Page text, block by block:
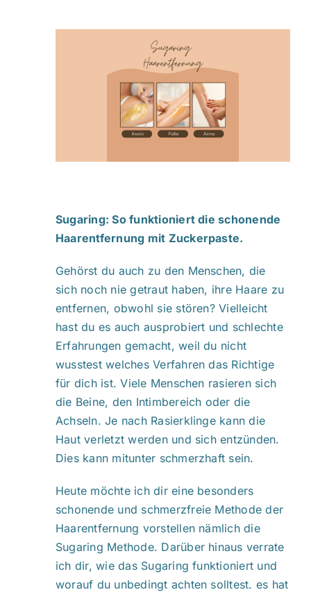
Sugaring: So funktioniert die schonende
Haarentfernung mit Zuckerpaste.
Gehörst du auch zu den Menschen, die
sich noch nie getraut haben, ihre Haare zu
entfernen, obwohl sie stören? Vielleicht
hast du es auch ausprobiert und schlechte
Erfahrungen gemacht, weil du nicht
wusstest welches Verfahren das Richtige
für dich ist. Viele Menschen rasieren sich
die Beine, den Intimbereich oder die
Achseln. Je nach Rasierklinge kann die
Haut verletzt werden und sich entzünden.
Dies kann mitunter schmerzhaft sein.
Heute möchte ich dir eine besonders
schonende und schmerzfreie Methode der
Haarentfernung vorstellen nämlich die
Sugaring Methode. Darüber hinaus verrate
ich dir, wie das Sugaring funktioniert und
worauf du unbedingt achten solltest. es hat